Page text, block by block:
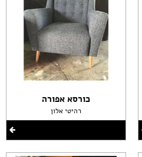
כורסא אפורה
רהיטי אלון